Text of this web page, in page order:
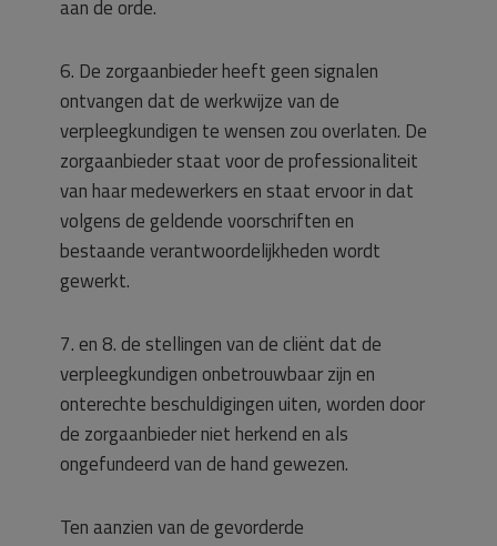
aan de orde.
6. De zorgaanbieder heeft geen signalen
ontvangen dat de werkwijze van de
verpleegkundigen te wensen zou overlaten. De
zorgaanbieder staat voor de professionaliteit
van haar medewerkers en staat ervoor in dat
volgens de geldende voorschriften en
bestaande verantwoordelijkheden wordt
gewerkt.
7. en 8. de stellingen van de cliënt dat de
verpleegkundigen onbetrouwbaar zijn en
onterechte beschuldigingen uiten, worden door
de zorgaanbieder niet herkend en als
ongefundeerd van de hand gewezen.
Ten aanzien van de gevorderde